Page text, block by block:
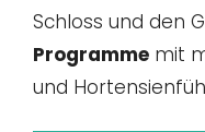
Schloss und den
Programme mit
und